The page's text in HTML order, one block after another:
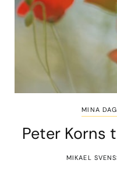
MINA
Peter Korns
MIKAEL